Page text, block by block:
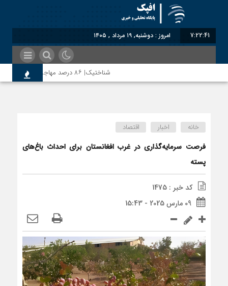
7:22:41 امروز : دوشنبه, ۱۹ مرداد , ۱۴۰۵
شناختیک| ۸۶ درصد مهاجران حامی ایران در جنگ؛ ۷۵ درصد مهاجران دولت چهاردهم را خیرخواه خود نمی‌دانند
مذاکره تحمیلی، جنگ تحمیلی، صلح تحمیلی را
خانه اخبار اقتصاد
فرصت سرمایه‌گذاری در غرب افغانستان برای احداث باغ‌های
پسته
کد خبر : 1475
09 مارس 2025 - 15:43